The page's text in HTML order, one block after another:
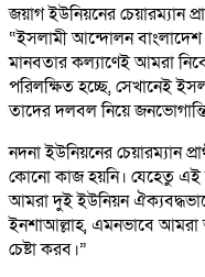
জয়াগ ইউনিয়নের চেয়ারম্যান
“ইসলামী আন্দোলন
মানবতার কল্যাণেই আমরা
পরিলক্ষিত হচ্ছে, সেখানেই
তাদের দলবল নিয়ে জনভোগান্তি
নদনা ইউনিয়নের চেয়ারম্যান
কোনো কাজ হয়নি। যেহেতু এই
আমরা দুই ইউনিয়ন
ইনশাআল্লাহ, এমনভাবে
চেষ্টা করব।”